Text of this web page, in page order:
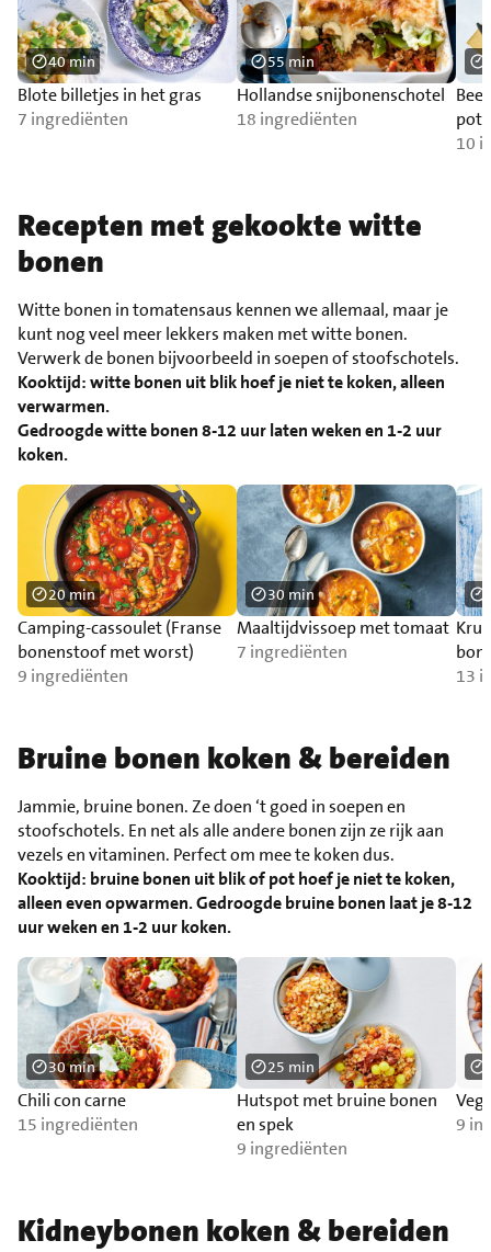
Blote billetjes in het gras
7 ingrediënten
40 min
Hollandse snijbonenschotel
18 ingrediënten
55 min
10
Recepten met gekookte witte
bonen
Witte bonen in tomatensaus kennen we allemaal, maar je
kunt nog veel meer lekkers maken met witte bonen.
Verwerk de bonen bijvoorbeeld in soepen of stoofschotels.
Kooktijd: witte bonen uit blik hoef je niet te koken, alleen
verwarmen.
Gedroogde witte bonen 8-12 uur laten weken en 1-2 uur
koken.
Camping-cassoulet (Franse
bonenstoof met worst)
9 ingrediënten
20 min
Maaltijdvissoep met tomaat
7 ingrediënten
30 min
13
Bruine bonen koken & bereiden
Jammie, bruine bonen. Ze doen ‘t goed in soepen en
stoofschotels. En net als alle andere bonen zijn ze rijk aan
vezels en vitaminen. Perfect om mee te koken dus.
Kooktijd: bruine bonen uit blik of pot hoef je niet te koken,
alleen even opwarmen. Gedroogde bruine bonen laat je 8-12
uur weken en 1-2 uur koken.
Chili con carne
15 ingrediënten
30 min
Hutspot met bruine bonen
en spek
9 ingrediënten
25 min
9
Kidneybonen koken & bereiden